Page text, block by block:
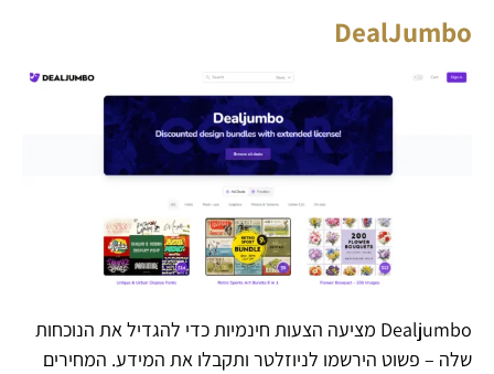
DealJumbo
Dealjumbo מציעה הצעות חינמיות כדי להגדיל את הנוכחות
שלה – פשוט הירשמו לניוזלטר ותקבלו את המידע. המחירים